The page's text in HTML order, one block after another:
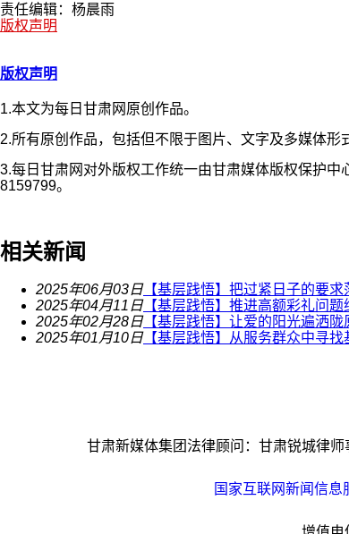
责任编辑：杨晨雨
版权声明
版权声明
1.本文为每日甘肃网原创作品。
2.所有原创作品，包括但不限于图片、文字及多媒体
3.每日甘肃网对外版权工作统一由甘肃媒体版权保护
8159799。
相关新闻
2025年06月03日【基层践悟】把过紧日子的要求
2025年04月11日【基层践悟】推进高额彩礼问题
2025年02月28日【基层践悟】让爱的阳光遍洒陇
2025年01月10日【基层践悟】从服务群众中寻找
甘肃新媒体集团法律顾问：甘肃锐城
国家互联网新闻信